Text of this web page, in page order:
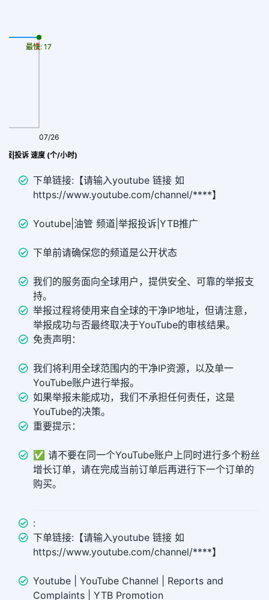
报|投诉 速度 (个/小时)
07/26
最慢: 17
最快: 17
下单链接:【请输入youtube 链接 如
https://www.youtube.com/channel/****】
Youtube|油管 频道|举报投诉|YTB推广
下单前请确保您的频道是公开状态
我们的服务面向全球用户，提供安全、可靠的举报支
持。
举报过程将使用来自全球的干净IP地址，但请注意，
举报成功与否最终取决于YouTube的审核结果。
免责声明：
我们将利用全球范围内的干净IP资源，以及单一
YouTube账户进行举报。
如果举报未能成功，我们不承担任何责任，这是
YouTube的决策。
重要提示：
✅ 请不要在同一个YouTube账户上同时进行多个粉丝
增长订单，请在完成当前订单后再进行下一个订单的
购买。
:
下单链接:【请输入youtube 链接 如
https://www.youtube.com/channel/****】
Youtube | YouTube Channel | Reports and
Complaints | YTB Promotion